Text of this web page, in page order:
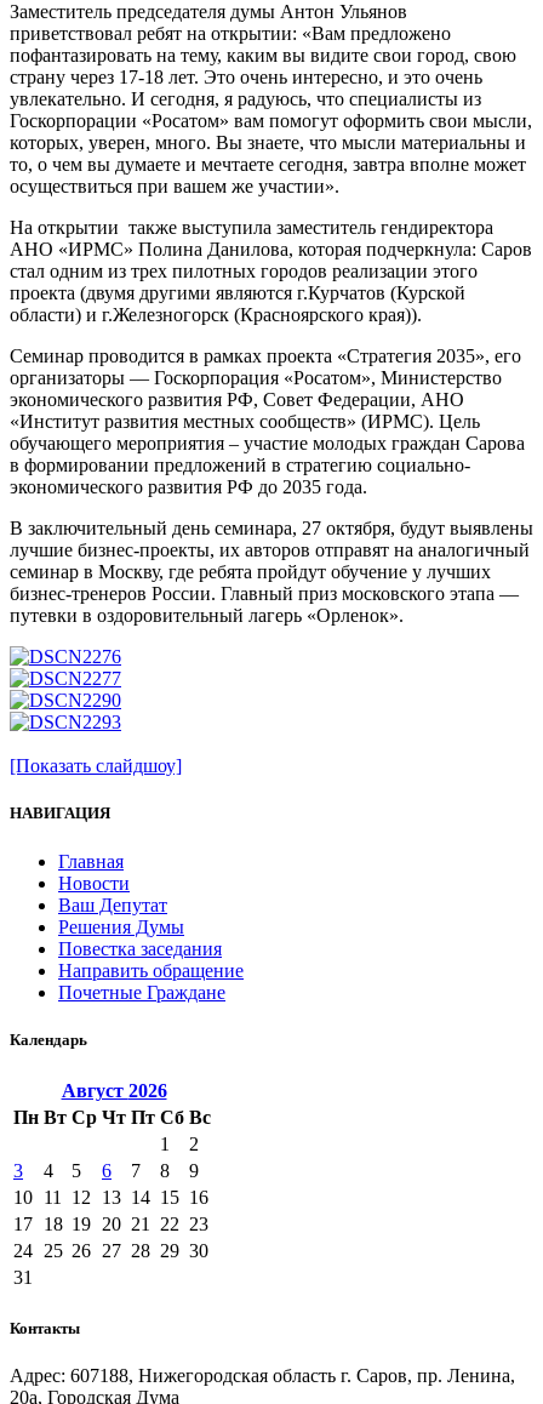
Заместитель председателя думы Антон Ульянов
приветствовал ребят на открытии: «Вам предложено
пофантазировать на тему, каким вы видите свои город, свою
страну через 17-18 лет. Это очень интересно, и это очень
увлекательно. И сегодня, я радуюсь, что специалисты из
Госкорпорации «Росатом» вам помогут оформить свои мысли,
которых, уверен, много. Вы знаете, что мысли материальны и
то, о чем вы думаете и мечтаете сегодня, завтра вполне может
осуществиться при вашем же участии».
На открытии также выступила заместитель гендиректора
АНО «ИРМС» Полина Данилова, которая подчеркнула: Саров
стал одним из трех пилотных городов реализации этого
проекта (двумя другими являются г.Курчатов (Курской
области) и г.Железногорск (Красноярского края)).
Семинар проводится в рамках проекта «Стратегия 2035», его
организаторы — Госкорпорация «Росатом», Министерство
экономического развития РФ, Совет Федерации, АНО
«Институт развития местных сообществ» (ИРМС). Цель
обучающего мероприятия – участие молодых граждан Сарова
в формировании предложений в стратегию социально-
экономического развития РФ до 2035 года.
В заключительный день семинара, 27 октября, будут выявлены
лучшие бизнес-проекты, их авторов отправят на аналогичный
семинар в Москву, где ребята пройдут обучение у лучших
бизнес-тренеров России. Главный приз московского этапа —
путевки в оздоровительный лагерь «Орленок».
[Показать слайдшоу]
НАВИГАЦИЯ
Главная
Новости
Ваш Депутат
Решения Думы
Повестка заседания
Направить обращение
Почетные Граждане
Календарь
Август 2026
Пн Вт Ср Чт Пт Сб Вс
1
2
3
4 5 6 7 8
9
10 11 12 13 14 15 16
17 18 19 20 21 22 23
24 25 26 27 28 29 30
31
Контакты
Адрес: 607188, Нижегородская область г. Саров, пр. Ленина,
20а, Городская Дума